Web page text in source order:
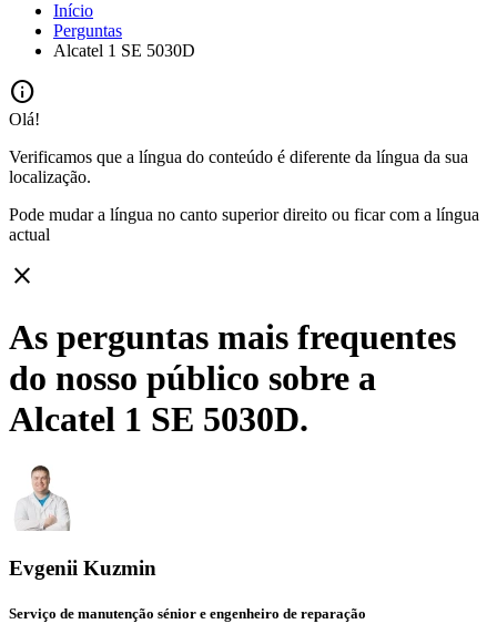
Início
Perguntas
Alcatel 1 SE 5030D
info
Olá!
Verificamos que a língua do conteúdo é diferente da língua da sua
localização.
Pode mudar a língua no canto superior direito ou ficar com a língua
actual
close
As perguntas mais frequentes
do nosso público sobre a
Alcatel 1 SE 5030D.
Evgenii Kuzmin
Serviço de manutenção sénior e engenheiro de reparação